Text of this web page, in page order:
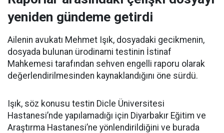
yeniden gündeme getirdi
Ailenin avukatı Mehmet Işık, dosyadaki gecikmenin,
dosyada bulunan ürodinami testinin İstinaf
Mahkemesi tarafından sehven engelli raporu olarak
değerlendirilmesinden kaynaklandığını öne sürdü.
Işık, söz konusu testin Dicle Üniversitesi
Hastanesi’nde yapılamadığı için Diyarbakır Eğitim ve
Araştırma Hastanesi’ne yönlendirildiğini ve burada